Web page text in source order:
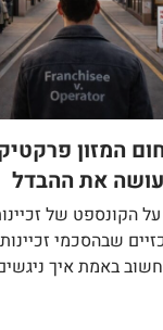
המזון
את ההבדל
הקונספט של
שבהסכמי
באמת איך ניגשים